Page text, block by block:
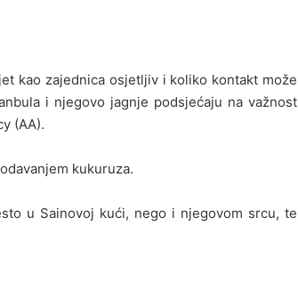
kao zajednica osjetljiv i koliko kontakt može
i njegovo jagnje podsjećaju na važnost
(AA).
kukuruza.
u Sainovoj kući, nego i njegovom srcu, te